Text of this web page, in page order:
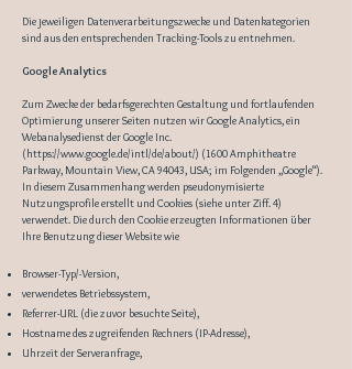
Die jeweiligen Datenverarbeitungszwecke und Datenkategorien
sind aus den entsprechenden Tracking-Tools zu entnehmen.
Google Analytics
Zum Zwecke der bedarfsgerechten Gestaltung und fortlaufenden
Optimierung unserer Seiten nutzen wir Google Analytics, ein
Webanalysedienst der Google Inc.
(https://www.google.de/intl/de/about/) (1600 Amphitheatre
Parkway, Mountain View, CA 94043, USA; im Folgenden „Google“).
In diesem Zusammenhang werden pseudonymisierte
Nutzungsprofile erstellt und Cookies (siehe unter Ziff. 4)
verwendet. Die durch den Cookie erzeugten Informationen über
Ihre Benutzung dieser Website wie
Browser-Typ/-Version,
verwendetes Betriebssystem,
Referrer-URL (die zuvor besuchte Seite),
Hostname des zugreifenden Rechners (IP-Adresse),
Uhrzeit der Serveranfrage,